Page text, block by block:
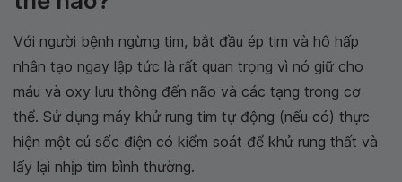
Với người bệnh ngừng tim, bắt đầu ép tim và hô hấp
nhân tạo ngay lập tức là rất quan trọng vì nó giữ cho
máu và oxy lưu thông đến não và các tạng trong cơ
thể. Sử dụng máy khử rung tim tự động (nếu có) thực
hiện một cú sốc điện có kiểm soát để khử rung thất và
lấy lại nhịp tim bình thường.